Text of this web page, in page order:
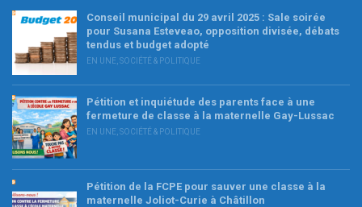
Conseil municipal du 29 avril 2025 : Sale soirée
pour Susana Esteveao, opposition divisée, débats
tendus et budget adopté
EN UNE SOCIÉTÉ & POLITIQUE
Pétition et inquiétude des parents face à une
fermeture de classe à la maternelle Gay-Lussac
EN UNE SOCIÉTÉ & POLITIQUE
Pétition de la FCPE pour sauver une classe à la
maternelle Joliot-Curie à Châtillon